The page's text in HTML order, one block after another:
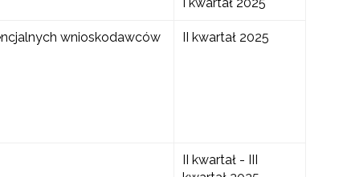
wnioskodawców
II kwartał 2025
II kwartał - III